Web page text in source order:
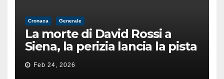
Cronaca Generale
La morte di David Rossi a
Siena, la perizia lancia la pista
di un’intimidazione finita
male
Feb 24, 2026